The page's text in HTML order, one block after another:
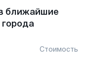
ближайшие
Стоимость